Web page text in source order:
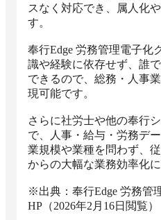
スなく対応でき、属人化
す。
奉行Edge 労務管理電子化
識や経験に依存せず、誰
できるので、総務・人事
現可能です。
さらに社労士や他の奉行
で、人事・給与・労務デ
業規模や業種を問わず、
からの大幅な業務効率化に
※出典：奉行Edge 労務管
HP（2026年2月16日閲覧）